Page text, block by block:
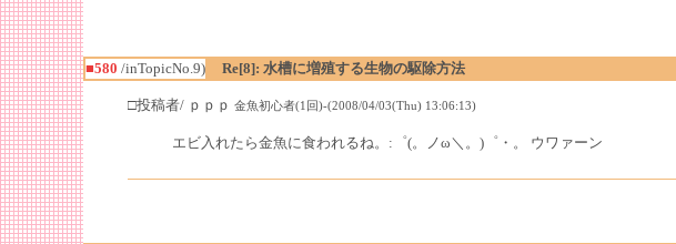
■580 /inTopicNo.9) Re[8]: 水槽に増殖する生物の駆除方法
□投稿者/ ｐｐｐ 金魚初心者(1回)-(2008/04/03(Thu) 13:06:13)
エビ入れたら金魚に食われるね。:゜(。ノω＼。)゜・。 ウワァーン